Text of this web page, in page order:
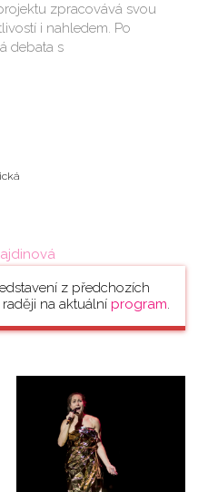
zpracovává svou
i nahledem. Po
debata s
z předchozích
na aktuální program.